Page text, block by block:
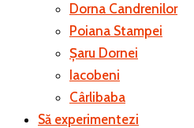
Dorna Candrenilor
Poiana Stampei
Șaru Dornei
Iacobeni
Cârlibaba
Să experimentezi